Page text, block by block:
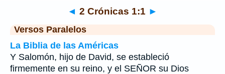
◄ 2 Crónicas 1:1 ►
Versos Paralelos
La Biblia de las Américas
Y Salomón, hijo de David, se estableció
firmemente en su reino, y el SEÑOR su Dios